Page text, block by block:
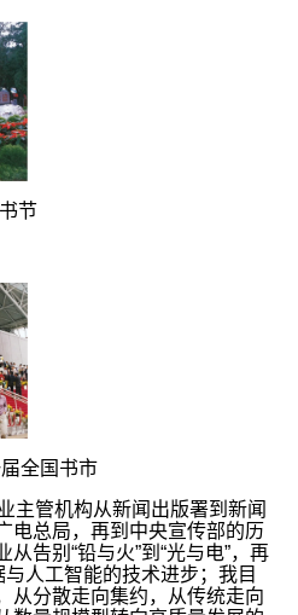
节
全国书市
主管机构从新闻出版署到新闻
电总局，再到中央宣传部的历
告别“铅与火”到“光与电”，再
与人工智能的技术进步；我目
从分散走向集约，从传统走向